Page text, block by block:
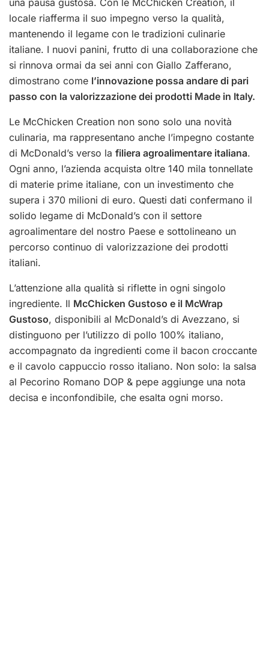
locale riafferma il suo impegno verso la qualità,
mantenendo il legame con le tradizioni culinarie
italiane. I nuovi panini, frutto di una collaborazione che
si rinnova ormai da sei anni con Giallo Zafferano,
dimostrano come l’innovazione possa andare di pari
passo con la valorizzazione dei prodotti Made in Italy.
Le McChicken Creation non sono solo una novità
culinaria, ma rappresentano anche l’impegno costante
di McDonald’s verso la filiera agroalimentare italiana.
Ogni anno, l’azienda acquista oltre 140 mila tonnellate
di materie prime italiane, con un investimento che
supera i 370 milioni di euro. Questi dati confermano il
solido legame di McDonald’s con il settore
agroalimentare del nostro Paese e sottolineano un
percorso continuo di valorizzazione dei prodotti
italiani.
L’attenzione alla qualità si riflette in ogni singolo
ingrediente. Il McChicken Gustoso e il McWrap
Gustoso, disponibili al McDonald’s di Avezzano, si
distinguono per l’utilizzo di pollo 100% italiano,
accompagnato da ingredienti come il bacon croccante
e il cavolo cappuccio rosso italiano. Non solo: la salsa
al Pecorino Romano DOP & pepe aggiunge una nota
decisa e inconfondibile, che esalta ogni morso.